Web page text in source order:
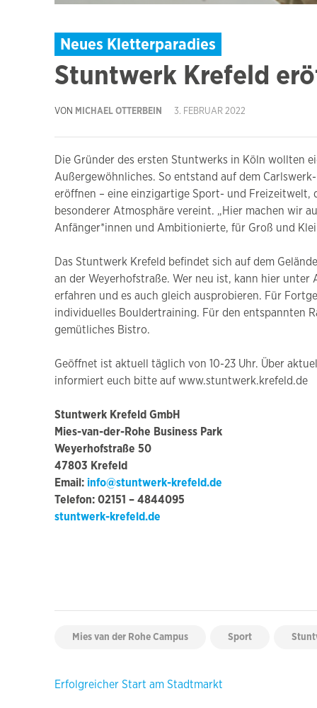
Neues Kletterparadies
Stuntwerk Krefeld
VON MICHAEL OTTERBEIN 3. FEBRUAR 2022
Die Gründer des ersten Stuntwerks in Köln wollten
Außergewöhnliches. So entstand auf dem
eröffnen – eine einzigartige Sport- und Freizeitwelt,
besonderer Atmosphäre vereint. „Hier machen wir
Anfänger*innen und Ambitionierte, für Groß und
Das Stuntwerk Krefeld befindet sich auf dem
an der Weyerhofstraße. Wer neu ist, kann hier
erfahren und es auch gleich ausprobieren. Für
individuelles Bouldertraining. Für den entspannten
gemütliches Bistro.
Geöffnet ist aktuell täglich von 10-23 Uhr. Über
informiert euch bitte auf www.stuntwerk.krefeld.de
Stuntwerk Krefeld GmbH
Mies-van-der-Rohe Business Park
Weyerhofstraße 50
47803 Krefeld
Email: info@stuntwerk-krefeld.de
Telefon: 02151 – 4844095
stuntwerk-krefeld.de
Mies van der Rohe Campus Sport
Beitragsnavigation
Erfolgreicher Start am Stadtmarkt